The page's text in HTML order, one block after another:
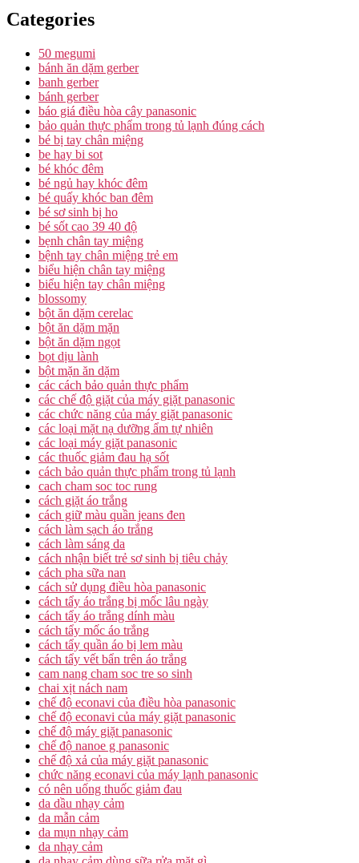
Categories
50 megumi
bánh ăn dặm gerber
banh gerber
bánh gerber
báo giá điều hòa cây panasonic
bảo quản thực phẩm trong tủ lạnh đúng cách
bé bị tay chân miệng
be hay bi sot
bé khóc đêm
bé ngủ hay khóc đêm
bé quấy khóc ban đêm
bé sơ sinh bị ho
bé sốt cao 39 40 độ
bẹnh chân tay miệng
bệnh tay chân miệng trẻ em
biểu hiện chân tay miệng
biểu hiện tay chân miệng
blossomy
bột ăn dặm cerelac
bột ăn dặm mặn
bột ăn dặm ngọt
bọt dịu lành
bột mặn ăn dặm
các cách bảo quản thực phẩm
các chế độ giặt của máy giặt panasonic
các chức năng của máy giặt panasonic
các loại mặt nạ dưỡng ẩm tự nhiên
các loại máy giặt panasonic
các thuốc giảm đau hạ sốt
cách bảo quản thực phẩm trong tủ lạnh
cach cham soc toc rung
cách giặt áo trắng
cách giữ màu quần jeans đen
cách làm sạch áo trắng
cách làm sáng da
cách nhận biết trẻ sơ sinh bị tiêu chảy
cách pha sữa nan
cách sử dụng điều hòa panasonic
cách tẩy áo trắng bị mốc lâu ngày
cách tẩy áo trắng dính màu
cách tẩy mốc áo trắng
cách tẩy quần áo bị lem màu
cách tẩy vết bẩn trên áo trắng
cam nang cham soc tre so sinh
chai xịt nách nam
chế độ econavi của điều hòa panasonic
chế độ econavi của máy giặt panasonic
chế độ máy giặt panasonic
chế độ nanoe g panasonic
chế độ xả của máy giặt panasonic
chức năng econavi của máy lạnh panasonic
có nên uống thuốc giảm đau
da dầu nhạy cảm
da mẫn cảm
da mụn nhạy cảm
da nhạy cảm